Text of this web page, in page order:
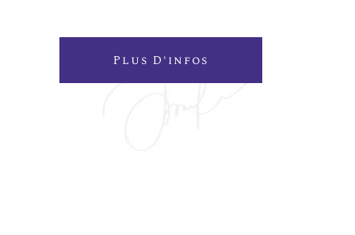
Plus D'infos